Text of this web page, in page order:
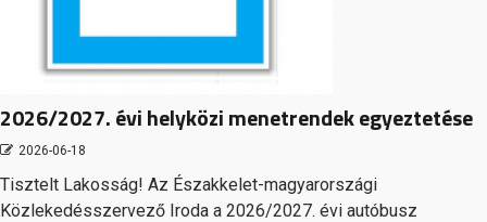
2026/2027. évi helyközi menetrendek egyeztetése
2026-06-18
Tisztelt Lakosság! Az Északkelet-magyarországi
Közlekedésszervező Iroda a 2026/2027. évi autóbusz